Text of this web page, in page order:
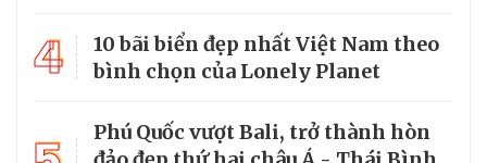
4
10 bãi biển đẹp nhất Việt Nam theo
bình chọn của Lonely Planet
Phú Quốc vượt Bali, trở thành hòn